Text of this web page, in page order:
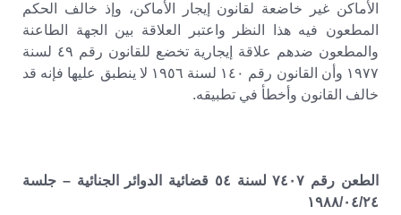
الأماكن غير خاضعة لقانون إيجار الأماكن، وإذ خالف الحكم
المطعون فيه هذا النظر واعتبر العلاقة بين الجهة الطاعنة
والمطعون ضدهم علاقة إيجارية تخضع للقانون رقم ٤٩ لسنة
١٩٧٧ وأن القانون رقم ١٤٠ لسنة ١٩٥٦ لا ينطبق عليها فإنه قد
خالف القانون وأخطأ في تطبيقه.
الطعن رقم ٧٤٠٧ لسنة ٥٤ قضائية الدوائر الجنائية – جلسة
١٩٨٨/٠٤/٢٤